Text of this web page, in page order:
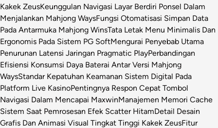
Kakek ZeusKeunggulan Navigasi Layar Berdiri Ponsel Dalam
Menjalankan Mahjong WaysFungsi Otomatisasi Simpan Data
Pada Antarmuka Mahjong WinsTata Letak Menu Minimalis Dan
Ergonomis Pada Sistem PG SoftMengurai Penyebab Utama
Penurunan Latensi Jaringan Pragmatic PlayPerbandingan
Efisiensi Konsumsi Daya Baterai Antar Versi Mahjong
WaysStandar Kepatuhan Keamanan Sistem Digital Pada
Platform Live KasinoPentingnya Respon Cepat Tombol
Navigasi Dalam Mencapai MaxwinManajemen Memori Cache
Sistem Saat Pemrosesan Efek Scatter HitamDetail Desain
Grafis Dan Animasi Visual Tingkat Tinggi Kakek ZeusFitur